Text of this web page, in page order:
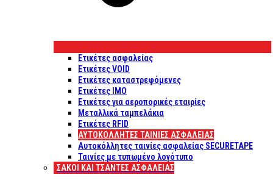
Ετικέτες ασφαλείας
Ετικέτες VOID
Ετικέτες καταστρεφόμενες
Ετικέτες IMO
Ετικέτες για αεροπορικές εταιρίες
Μεταλλικά ταμπελάκια
Ετικέτες RFID
ΑΥΤΟΚΌΛΛΗΤΕΣ ΤΑΙΝΊΕΣ ΑΣΦΑΛΕΊΑΣ
Αυτοκόλλητες ταινίες ασφαλείας SECURETAPE
Ταινίες με τυπωμένο λογότυπο
ΣΆΚΟΙ ΚΑΙ ΤΣΆΝΤΕΣ ΑΣΦΑΛΕΊΑΣ